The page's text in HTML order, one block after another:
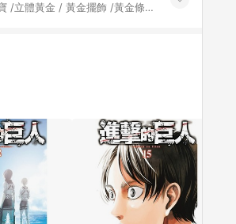
/立體黃金 / 黃金擺飾 /黃金條
稱者(指定活動店家除外) 3. 訂